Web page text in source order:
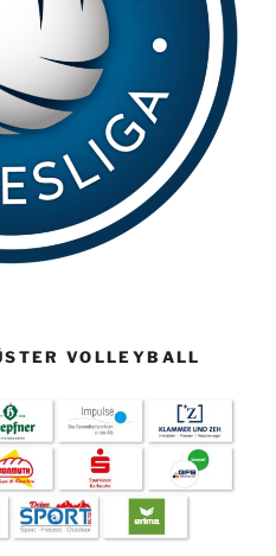
VOLLEYBALL